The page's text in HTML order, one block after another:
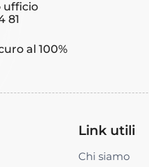
ufficio
81
al 100%
Link utili
Chi siamo